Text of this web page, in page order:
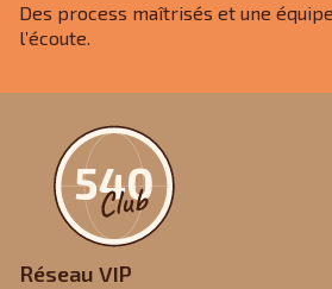
Des process maîtrisés et une
l’écoute.
Réseau VIP